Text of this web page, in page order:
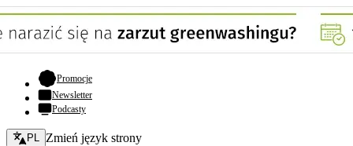
Promocje- otwiera się w nowej karcie
Newsletter
Podcasty
Zmień język - bieżący:
PL Zmień język strony